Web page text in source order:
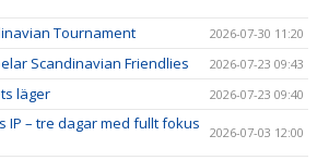
Tournament 2026-07-30 11:20
Scandinavian Friendlies 2026-07-23 09:43
läger 2026-07-23 09:40
IP – tre dagar med fullt fokus
2026-07-03 12:00